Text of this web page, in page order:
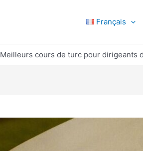
Français
Meilleurs cours de turc pour dirigeants